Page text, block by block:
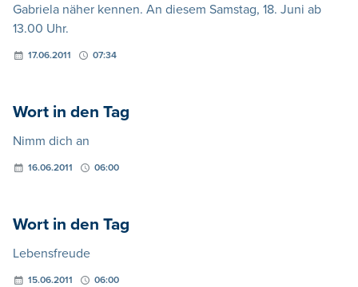
Gabriela näher kennen. An diesem Samstag, 18. Juni ab
13.00 Uhr.
17.06.2011 07:34
Wort in den Tag
Nimm dich an
16.06.2011 06:00
Wort in den Tag
Lebensfreude
15.06.2011 06:00